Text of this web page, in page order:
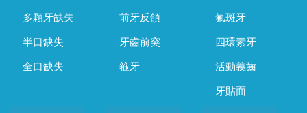
多顆牙缺失
半口缺失
全口缺失
前牙反頜
牙齒前突
箍牙
氟斑牙
四環素牙
活動義齒
牙貼面